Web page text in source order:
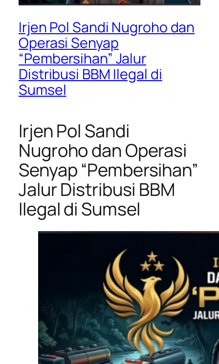
Irjen Pol Sandi Nugroho dan
Operasi Senyap
“Pembersihan” Jalur
Distribusi BBM Ilegal di
Sumsel
Irjen Pol Sandi
Nugroho dan Operasi
Senyap “Pembersihan”
Jalur Distribusi BBM
Ilegal di Sumsel